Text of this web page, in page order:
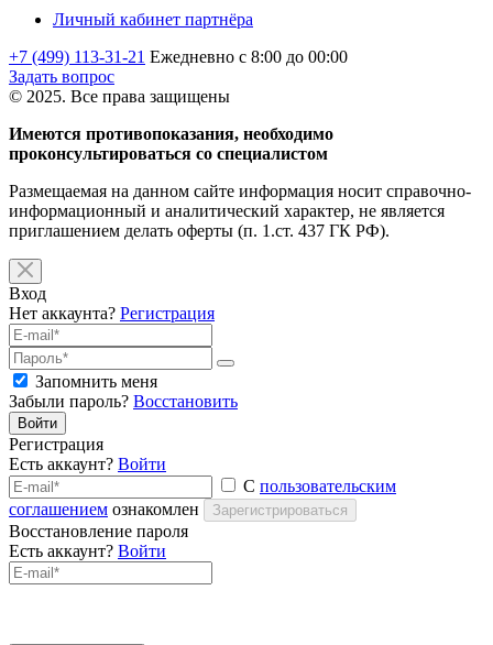
Личный кабинет партнёра
+7 (499) 113-31-21 Ежедневно с 8:00 до 00:00
Задать вопрос
© 2025. Все права защищены
Имеются противопоказания, необходимо
проконсультироваться со специалистом
Размещаемая на данном сайте информация носит справочно-
информационный и аналитический характер, не является
приглашением делать оферты (п. 1.ст. 437 ГК РФ).
Вход
Нет аккаунта? Регистрация
Запомнить меня
Забыли пароль? Восстановить
Войти
Регистрация
Есть аккаунт? Войти
С пользовательским
соглашением ознакомлен Зарегистрироваться
Восстановление пароля
Есть аккаунт? Войти